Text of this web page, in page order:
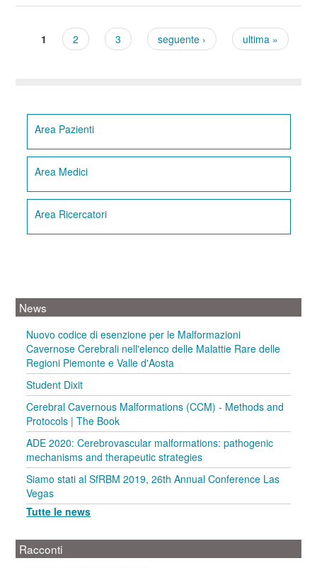
Pagine
1 2 3 seguente › ultima »
Area Pazienti
Area Medici
Area Ricercatori
News
Nuovo codice di esenzione per le Malformazioni
Cavernose Cerebrali nell'elenco delle Malattie Rare delle
Regioni Piemonte e Valle d'Aosta
Student Dixit
Cerebral Cavernous Malformations (CCM) - Methods and
Protocols | The Book
ADE 2020: Cerebrovascular malformations: pathogenic
mechanisms and therapeutic strategies
Siamo stati al SfRBM 2019, 26th Annual Conference Las
Vegas
Tutte le news
Racconti